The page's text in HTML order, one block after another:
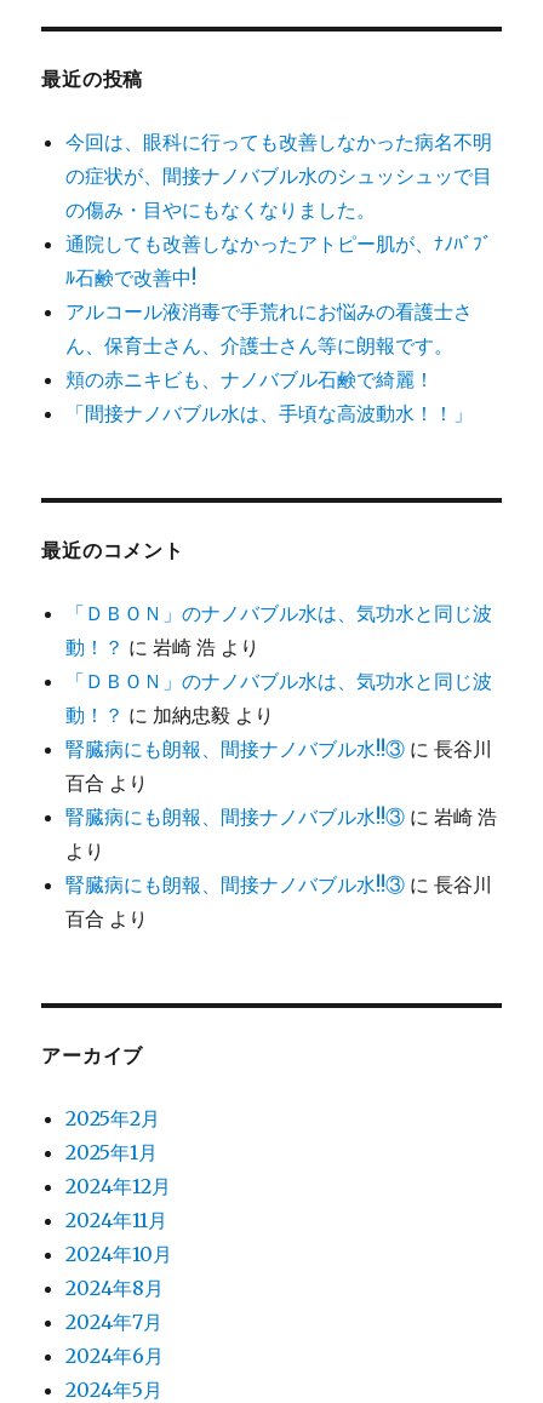
象:
最近の投稿
今回は、眼科に行っても改善しなかった病名不明
の症状が、間接ナノバブル水のシュッシュッで目
の傷み・目やにもなくなりました。
通院しても改善しなかったアトピー肌が、ﾅﾉﾊﾞﾌﾞ
ﾙ石鹸で改善中!
アルコール液消毒で手荒れにお悩みの看護士さ
ん、保育士さん、介護士さん等に朗報です。
頬の赤ニキビも、ナノバブル石鹸で綺麗！
「間接ナノバブル水は、手頃な高波動水！！」
最近のコメント
「ＤＢＯＮ」のナノバブル水は、気功水と同じ波
動！？ に岩崎 浩 より
「ＤＢＯＮ」のナノバブル水は、気功水と同じ波
動！？ に 加納忠毅 より
腎臓病にも朗報、間接ナノバブル水!!③ に長谷川
百合 より
腎臓病にも朗報、間接ナノバブル水!!③ に岩崎 浩
より
腎臓病にも朗報、間接ナノバブル水!!③ に長谷川
百合 より
アーカイブ
2025年2月
2025年1月
2024年12月
2024年11月
2024年10月
2024年8月
2024年7月
2024年6月
2024年5月